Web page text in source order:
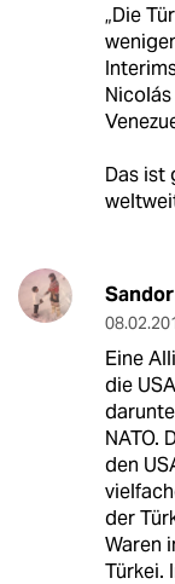
„Die
Das ist
Eine
die
NATO.
den
der
Waren
Türkei.